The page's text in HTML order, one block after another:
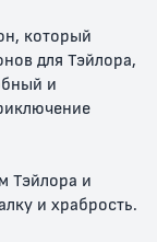
который
для Тэйлора,
и
Тэйлора и
и храбрость.